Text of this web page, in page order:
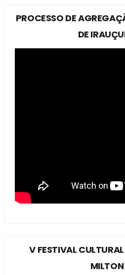
PROCESSO DE
DE
V FESTIVAL
MILTON